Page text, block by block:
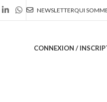
NEWSLETTERQUI
CONNEXION /